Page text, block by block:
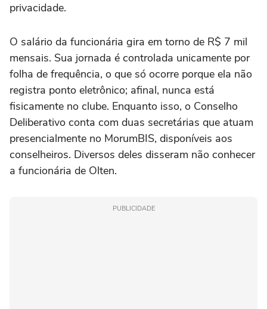
privacidade.
O salário da funcionária gira em torno de R$ 7 mil
mensais. Sua jornada é controlada unicamente por
folha de frequência, o que só ocorre porque ela não
registra ponto eletrônico; afinal, nunca está
fisicamente no clube. Enquanto isso, o Conselho
Deliberativo conta com duas secretárias que atuam
presencialmente no MorumBIS, disponíveis aos
conselheiros. Diversos deles disseram não conhecer
a funcionária de Olten.
PUBLICIDADE